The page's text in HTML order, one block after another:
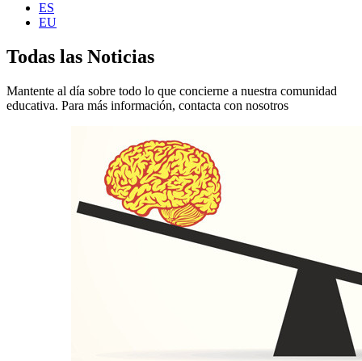
ES
EU
Todas las Noticias
Mantente al día sobre todo lo que concierne a nuestra comunidad
educativa. Para más información, contacta con nosotros